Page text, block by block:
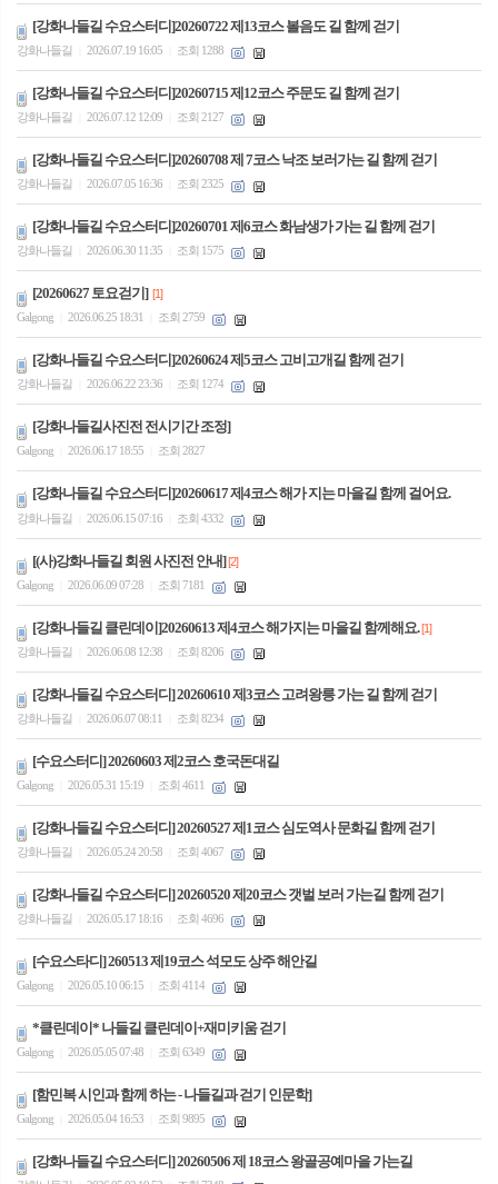
[강화나들길 수요스터디]20260722 제13코스 볼음도 길 함께 걷기
강화나들길 2026.07.19 16:05 조회 1288
[강화나들길 수요스터디]20260715 제12코스 주문도 길 함께 걷기
강화나들길 2026.07.12 12:09 조회 2127
[강화나들길 수요스터디]20260708 제 7코스 낙조 보러가는 길 함께 걷기
강화나들길 2026.07.05 16:36 조회 2325
[강화나들길 수요스터디]20260701 제6코스 화남생가 가는 길 함께 걷기
강화나들길 2026.06.30 11:35 조회 1575
[20260627 토요걷기] [1]
Galgong
2026.06.25 18:31 조회 2759
[강화나들길 수요스터디]20260624 제5코스 고비고개길 함께 걷기
강화나들길 2026.06.22 23:36 조회 1274
[강화나들길사진전 전시기간 조정]
Galgong 2026.06.17 18:55 조회 2827
[강화나들길 수요스터디]20260617 제4코스 해가 지는 마을길 함께 걸어요.
강화나들길 2026.06.15 07:16 조회 4332
[(사)강화나들길 회원 사진전 안내][2]
Galgong
2026.06.09 07:28 조회 7181
[강화나들길 클린데이]20260613 제4코스 해가지는 마을길 함께해요.[1]
강화나들길
2026.06.08 12:38 조회 8206
[강화나들길 수요스터디] 20260610 제3코스 고려왕릉 가는 길 함께 걷기
강화나들길 2026.06.07 08:11 조회 8234
[수요스터디] 20260603 제2코스 호국돈대길
Galgong 2026.05.31 15:19 조회 4611
[강화나들길 수요스터디] 20260527 제1코스 심도역사 문화길 함께 걷기
강화나들길 2026.05.24 20:58 조회 4067
[강화나들길 수요스터디] 20260520 제20코스 갯벌 보러 가는길 함께 걷기
강화나들길 2026.05.17 18:16 조회 4696
[수요스타디] 260513 제19코스 석모도 상주 해안길
Galgong 2026.05.10 06:15 조회 4114
*클린데이* 나들길 클린데이+재미키움 걷기
Galgong 2026.05.05 07:48 조회 6349
[함민복 시인과 함께 하는 - 나들길과 걷기 인문학]
Galgong 2026.05.04 16:53 조회 9895
[강화나들길 수요스터디] 20260506 제 18코스 왕골공예마을 가는길